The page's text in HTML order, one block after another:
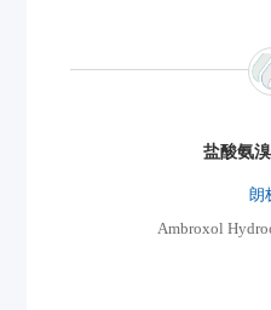
(食道炎、咽喉炎、急慢性扁
盐酸氨
朗
Ambroxol